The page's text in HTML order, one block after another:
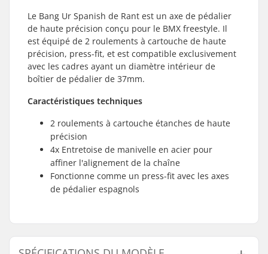
Le Bang Ur Spanish de Rant est un axe de pédalier
de haute précision conçu pour le BMX freestyle. Il
est équipé de 2 roulements à cartouche de haute
précision, press-fit, et est compatible exclusivement
avec les cadres ayant un diamètre intérieur de
boîtier de pédalier de 37mm.
Caractéristiques techniques
2 roulements à cartouche étanches de haute
précision
4x Entretoise de manivelle en acier pour
affiner l'alignement de la chaîne
Fonctionne comme un press-fit avec les axes
de pédalier espagnols